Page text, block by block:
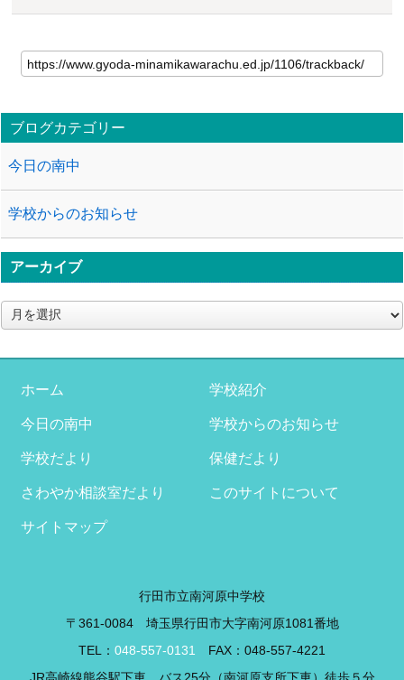
ブログカテゴリー
今日の南中
学校からのお知らせ
アーカイブ
ア
ー
イ
ホーム 学校紹介
今日の南中 学校からのお知らせ
学校だより 保健だより
さわやか相談室だより このサイトについて
サイトマップ
行田市立南河原中学校
〒361-0084 埼玉県行田市大字南河原1081番地
TEL： 048-557-0131
FAX：048-557-4221